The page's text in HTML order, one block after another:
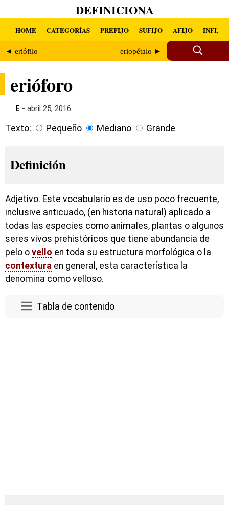
DEFINICIONA
HOME CATEGORÍAS PREFIJO SUFIJO AFIJO INFIJO
◄ eriófilo eriopétalo ►
erióforo
E - abril 25, 2016
Texto: Pequeño Mediano Grande
Definición
Adjetivo. Este vocabulario es de uso poco frecuente,
inclusive anticuado, (en historia natural) aplicado a
todas las especies como animales, plantas o algunos
seres vivos prehistóricos que tiene abundancia de
pelo o vello en toda su estructura morfológica o la
contextura en general, esta característica la
denomina como velloso.
Tabla de contenido